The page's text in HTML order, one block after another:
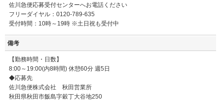
佐川急便応募受付センターへお電話ください
フリーダイヤル：0120-789-635
受付時間：10時～19時 ※土日祝も受付中
備考
【勤務時間・日数】
8:00～19:00(内8時間) 休憩60分 週5日
◆応募先
佐川急便株式会社 秋田営業所
秋田県秋田市飯島字穀丁大谷地250